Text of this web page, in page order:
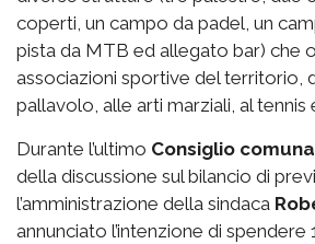
coperti, un campo da padel, un
pista da MTB ed allegato bar) che
associazioni sportive del territorio,
pallavolo, alle arti marziali, al tennis
Durante l’ultimo Consiglio
della discussione sul bilancio di
l’amministrazione della sindaca
annunciato l’intenzione di spendere